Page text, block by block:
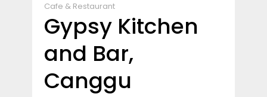
Cafe & Restaurant
Gypsy Kitchen
and Bar,
Canggu